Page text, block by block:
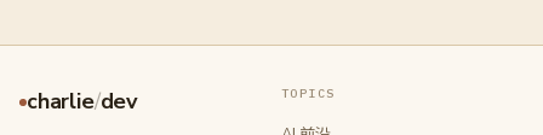
charlie/dev TOPICS